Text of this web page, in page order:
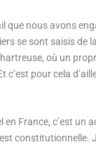
que nous avons
se sont saisis de
où un
c’est pour cela
France, c’est un
constitutionnelle.